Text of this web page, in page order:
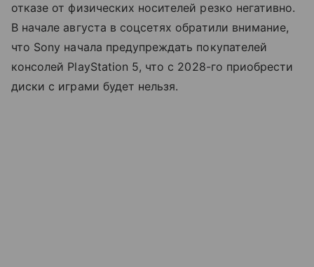
отказе от физических носителей резко негативно.
В начале августа в соцсетях обратили внимание,
что Sony начала предупреждать покупателей
консолей PlayStation 5, что с 2028-го приобрести
диски с играми будет нельзя.